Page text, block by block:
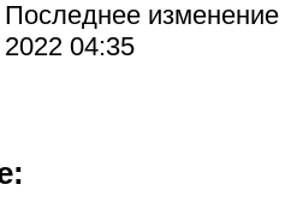
Последнее изменение
2022 04:35